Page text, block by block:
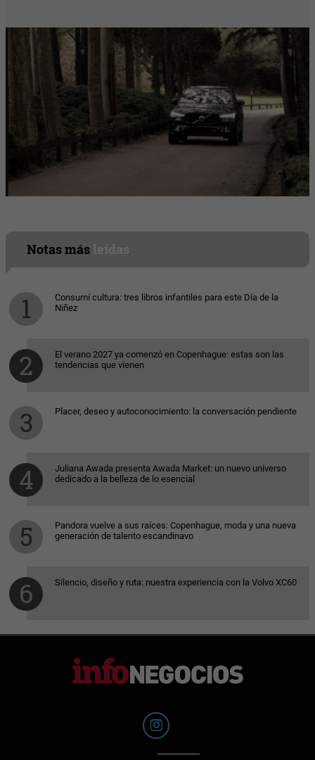
Notas más
Consumí cultura: tres libros infantiles para este Día de la
Niñez
El verano 2027 ya comenzó en Copenhague: estas son las
tendencias que vienen
Placer, deseo y autoconocimiento: la conversación pendiente
Juliana Awada presenta Awada Market: un nuevo universo
dedicado a la belleza de lo esencial
Pandora vuelve a sus raíces: Copenhague, moda y una nueva
generación de talento escandinavo
Silencio, diseño y ruta: nuestra experiencia con la Volvo XC60